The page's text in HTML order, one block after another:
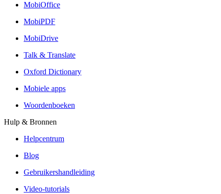
MobiOffice
MobiPDF
MobiDrive
Talk & Translate
Oxford Dictionary
Mobiele apps
Woordenboeken
Hulp & Bronnen
Helpcentrum
Blog
Gebruikershandleiding
Video-tutorials